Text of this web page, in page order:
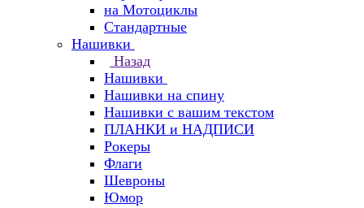
на Мотоциклы
Стандартные
Нашивки
Назад
Нашивки
Нашивки на спину
Нашивки с вашим текстом
ПЛАНКИ и НАДПИСИ
Рокеры
Флаги
Шевроны
Юмор